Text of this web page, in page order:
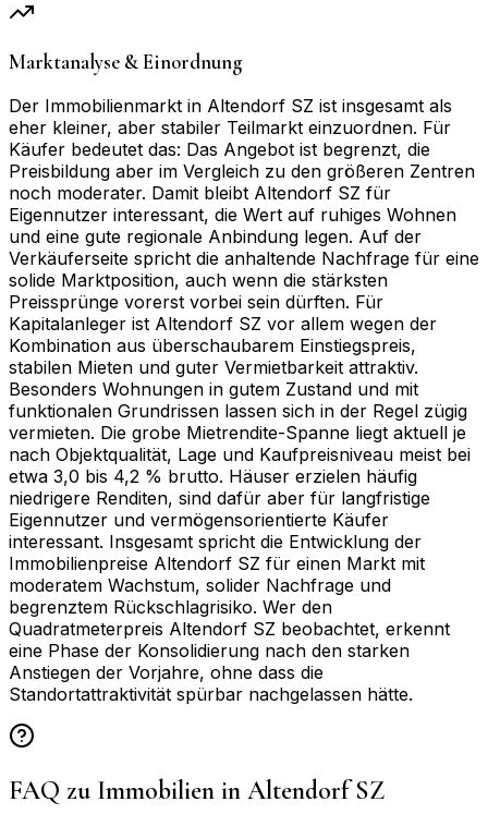
Marktanalyse & Einordnung
Der Immobilienmarkt in Altendorf SZ ist insgesamt als
eher kleiner, aber stabiler Teilmarkt einzuordnen. Für
Käufer bedeutet das: Das Angebot ist begrenzt, die
Preisbildung aber im Vergleich zu den größeren Zentren
noch moderater. Damit bleibt Altendorf SZ für
Eigennutzer interessant, die Wert auf ruhiges Wohnen
und eine gute regionale Anbindung legen. Auf der
Verkäuferseite spricht die anhaltende Nachfrage für eine
solide Marktposition, auch wenn die stärksten
Preissprünge vorerst vorbei sein dürften. Für
Kapitalanleger ist Altendorf SZ vor allem wegen der
Kombination aus überschaubarem Einstiegspreis,
stabilen Mieten und guter Vermietbarkeit attraktiv.
Besonders Wohnungen in gutem Zustand und mit
funktionalen Grundrissen lassen sich in der Regel zügig
vermieten. Die grobe Mietrendite-Spanne liegt aktuell je
nach Objektqualität, Lage und Kaufpreisniveau meist bei
etwa 3,0 bis 4,2 % brutto. Häuser erzielen häufig
niedrigere Renditen, sind dafür aber für langfristige
Eigennutzer und vermögensorientierte Käufer
interessant. Insgesamt spricht die Entwicklung der
Immobilienpreise Altendorf SZ für einen Markt mit
moderatem Wachstum, solider Nachfrage und
begrenztem Rückschlagrisiko. Wer den
Quadratmeterpreis Altendorf SZ beobachtet, erkennt
eine Phase der Konsolidierung nach den starken
Anstiegen der Vorjahre, ohne dass die
Standortattraktivität spürbar nachgelassen hätte.
FAQ zu Immobilien in Altendorf SZ